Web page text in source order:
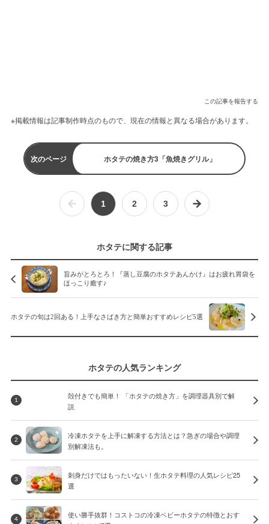
この記事を報告する
※掲載情報は記事制作時点のもので、現在の情報と異なる場合があります。
次のページ ホタテの焼き方3「魚焼きグリル」
1 2 3
ホタテに関する記事
旨みがとろとろ！『蒸し豆腐のホタテあんかけ』はお疲れ胃袋を
ほっこり癒す♪
ホタテの旬は2回ある！上手なさばき方と簡単おすすめレシピ5選
ホタテの人気ランキング
1
殻付きでも簡単！ 「ホタテの焼き方」を調理器具別で解
説
2
冷凍ホタテを上手に解凍する方法とは？急ぎの場合や調理
別解凍法も。
3
刺身だけではもったいない！生ホタテ料理の人気レシピ25
選
4
使い勝手抜群！コストコの冷凍ベビーホタテの特徴とおす